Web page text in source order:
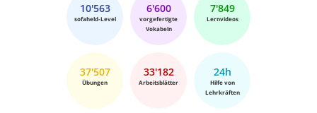
10'563
sofaheld-Level
6'600
vorgefertigte
Vokabeln
7'849
Lernvideos
37'507
Übungen
33'182
Arbeitsblätter
24h
Hilfe von
Lehrkräften